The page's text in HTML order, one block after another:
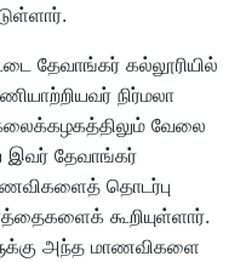
தேவாங்கர் கல்லூரியில்
நிர்மலா
வேலை
இவர் தேவாங்கர்
தொடர்பு
கூறியுள்ளார்.
அந்த மாணவிகளை